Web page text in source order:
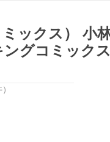
ックス） 小
グコミックス
）